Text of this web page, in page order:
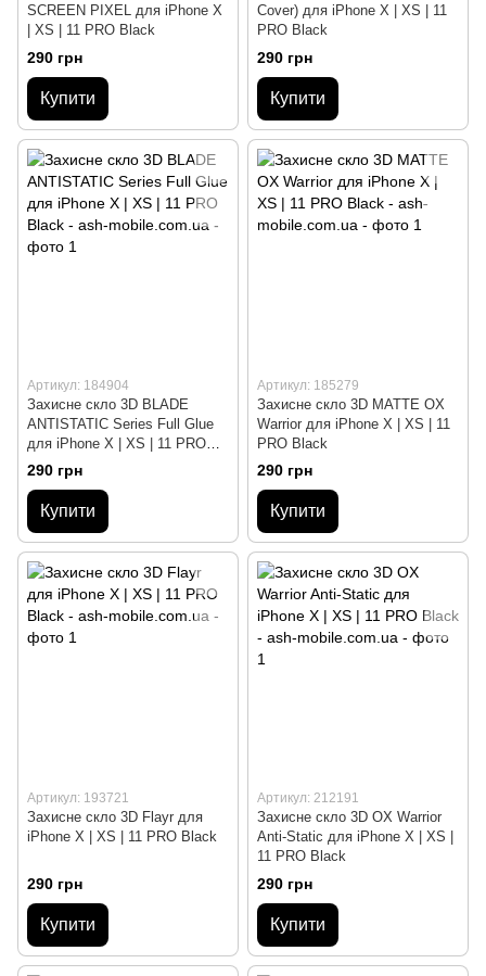
SCREEN PIXEL для iPhone X
| XS | 11 PRO Black
290 грн
Купити
Cover) для iPhone X | XS | 11
PRO Black
290 грн
Купити
Артикул: 184904
Захисне скло 3D BLADE
ANTISTATIC Series Full Glue
для iPhone X | XS | 11 PRO
Black
290 грн
Купити
Артикул: 185279
Захисне скло 3D MATTE OX
Warrior для iPhone X | XS | 11
PRO Black
290 грн
Купити
Артикул: 193721
Захисне скло 3D Flayr для
iPhone X | XS | 11 PRO Black
290 грн
Купити
Артикул: 212191
Захисне скло 3D OX Warrior
Anti-Static для iPhone X | XS |
11 PRO Black
290 грн
Купити